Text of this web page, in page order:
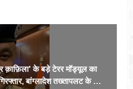
क़ाफ़िला' के बड़े टेरर मॉड्यूल का
बांग्लादेश तख्तापलट के बाद